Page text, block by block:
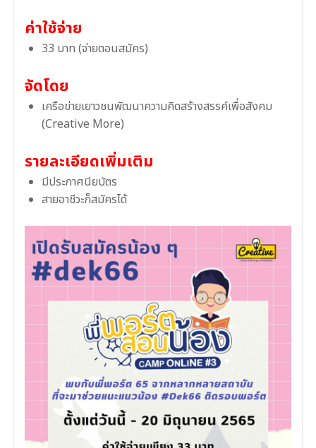
ค่าใช้จ่าย
33 บาท (จ่ายตอนสมัคร)
จัดโดย
เครือข่ายเยาวชนพัฒนาความคิดสร้างสรรค์เพื่อสังคม
(Creative More)
รายละเอียดเพิ่มเติม
มีประกาศนียบัตร
สายอาชีวะก็สมัครได้